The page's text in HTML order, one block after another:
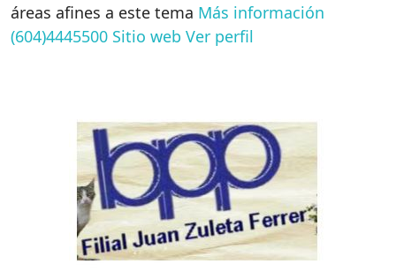
áreas afines a este tema Más información
(604)4445500 Sitio web Ver perfil